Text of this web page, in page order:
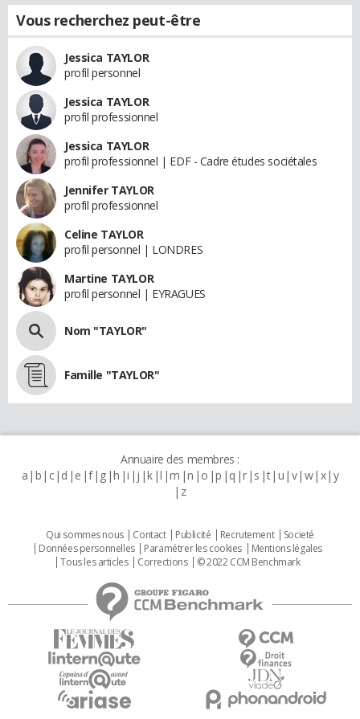
Vous recherchez peut-être
Jessica TAYLOR
profil personnel
Jessica TAYLOR
profil professionnel
Jessica TAYLOR
profil professionnel | EDF - Cadre études sociétales
Jennifer TAYLOR
profil professionnel
Celine TAYLOR
profil personnel | LONDRES
Martine TAYLOR
profil personnel | EYRAGUES
Nom "TAYLOR"
Famille "TAYLOR"
Annuaire des membres :
a b c d e f g h i j k l m n o p q r s t u v w x y
z
Qui sommes nous Contact Publicité Recrutement
Societé
Données personnelles
Paramétrer les cookies
Mentions légales
Tous les articles
Corrections © 2022 CCM Benchmark